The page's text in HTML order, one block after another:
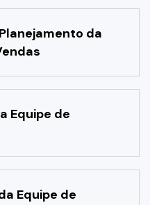
Planejamento da
Equipe de
Equipe de